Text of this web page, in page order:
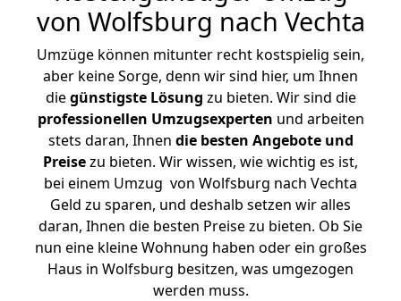
von Wolfsburg nach Vechta
Umzüge können mitunter recht kostspielig sein,
aber keine Sorge, denn wir sind hier, um Ihnen
diegünstigste Lösung zu bieten. Wir sind die
professionellen Umzugsexperten und arbeiten
stets daran, Ihnen die besten Angebote und
Preisezu bieten. Wir wissen, wie wichtig es ist,
bei einem Umzug von Wolfsburg nach Vechta
Geld zu sparen, und deshalb setzen wir alles
daran, Ihnen die besten Preise zu bieten. Ob Sie
nun eine kleine Wohnung haben oder ein großes
Haus in Wolfsburg besitzen, was umgezogen
werden muss.